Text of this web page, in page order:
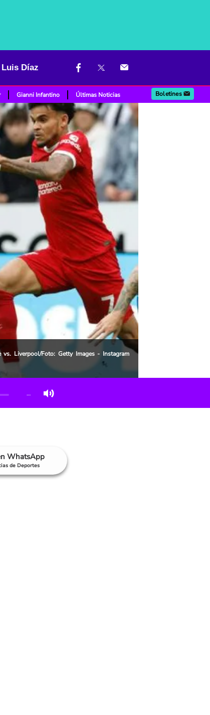
Díaz
Gianni Infantino Últimas Noticias Boletines
Liverpool/Foto: Getty Images - Instagram
…
WhatsApp
de Deportes